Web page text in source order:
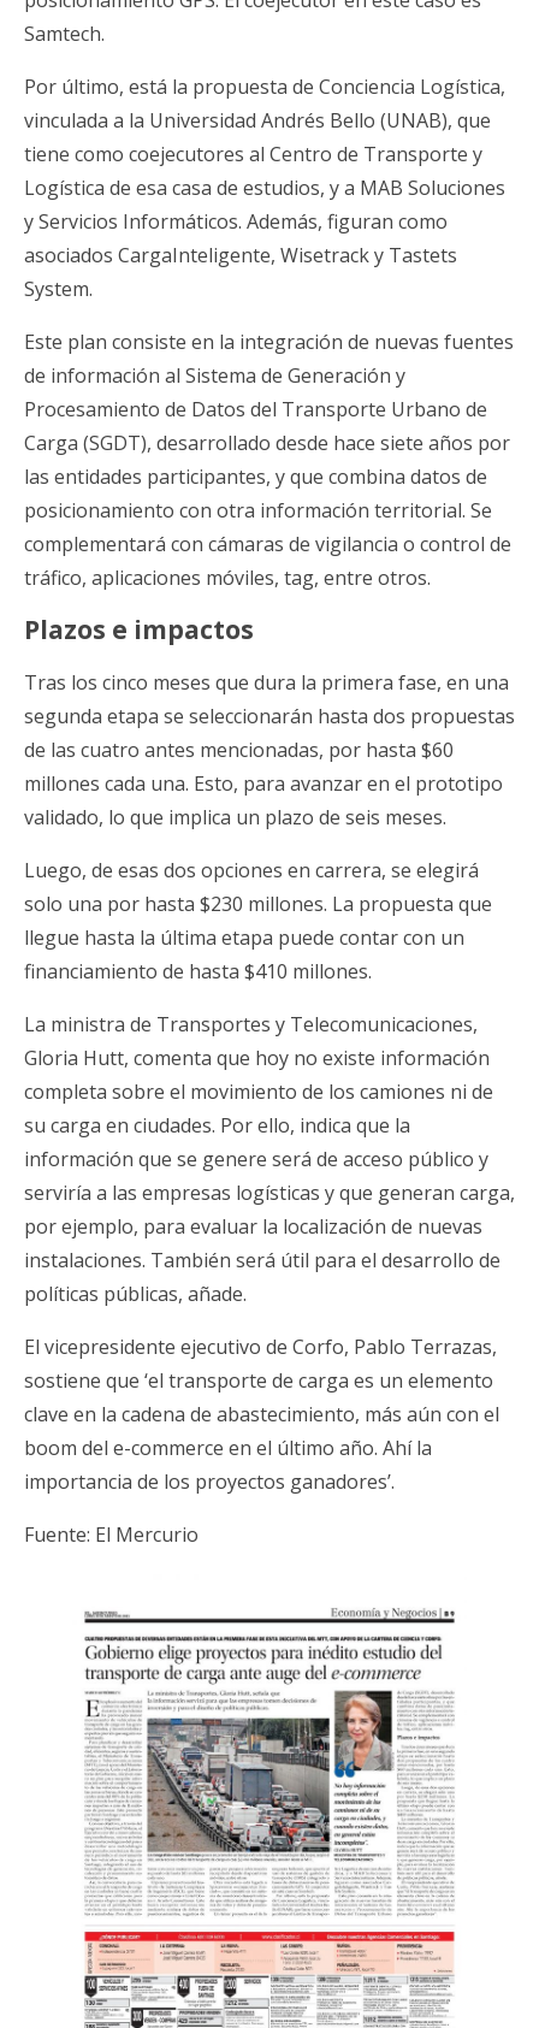
Samtech.
Por último, está la propuesta de Conciencia Logística,
vinculada a la Universidad Andrés Bello (UNAB), que
tiene como coejecutores al Centro de Transporte y
Logística de esa casa de estudios, y a MAB Soluciones
y Servicios Informáticos. Además, figuran como
asociados CargaInteligente, Wisetrack y Tastets
System.
Este plan consiste en la integración de nuevas fuentes
de información al Sistema de Generación y
Procesamiento de Datos del Transporte Urbano de
Carga (SGDT), desarrollado desde hace siete años por
las entidades participantes, y que combina datos de
posicionamiento con otra información territorial. Se
complementará con cámaras de vigilancia o control de
tráfico, aplicaciones móviles, tag, entre otros.
Plazos e impactos
Tras los cinco meses que dura la primera fase, en una
segunda etapa se seleccionarán hasta dos propuestas
de las cuatro antes mencionadas, por hasta $60
millones cada una. Esto, para avanzar en el prototipo
validado, lo que implica un plazo de seis meses.
Luego, de esas dos opciones en carrera, se elegirá
solo una por hasta $230 millones. La propuesta que
llegue hasta la última etapa puede contar con un
financiamiento de hasta $410 millones.
La ministra de Transportes y Telecomunicaciones,
Gloria Hutt, comenta que hoy no existe información
completa sobre el movimiento de los camiones ni de
su carga en ciudades. Por ello, indica que la
información que se genere será de acceso público y
serviría a las empresas logísticas y que generan carga,
por ejemplo, para evaluar la localización de nuevas
instalaciones. También será útil para el desarrollo de
políticas públicas, añade.
El vicepresidente ejecutivo de Corfo, Pablo Terrazas,
sostiene que ‘el transporte de carga es un elemento
clave en la cadena de abastecimiento, más aún con el
boom del e-commerce en el último año. Ahí la
importancia de los proyectos ganadores’.
Fuente: El Mercurio